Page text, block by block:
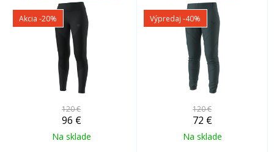
Akcia -20%
120 €
96 €
Na sklade
Výpredaj -40%
120 €
72 €
Na sklade